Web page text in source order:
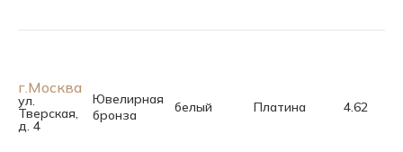
г.Москва
ул.
Тверская,
д. 4
Ювелирная
бронза
белый Платина 4.62